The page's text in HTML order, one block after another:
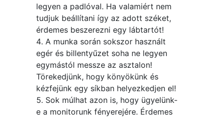
legyen a padlóval. Ha valamiért nem
tudjuk beállítani így az adott széket,
érdemes beszerezni egy lábtartót!
A munka során sokszor használt
egér és billentyűzet soha ne legyen
egymástól messze az asztalon!
Törekedjünk, hogy könyökünk és
kézfejünk egy síkban helyezkedjen el!
Sok múlhat azon is, hogy ügyelünk-
e a monitorunk fényerejére. Érdemes